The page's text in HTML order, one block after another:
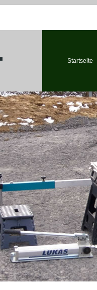
Startseite